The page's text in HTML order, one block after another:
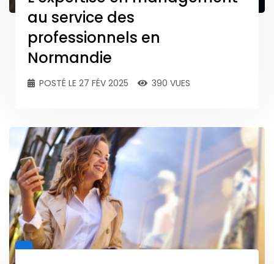
au service des
professionnels en
Normandie
POSTÉ LE 27 FÉV 2025 390 VUES